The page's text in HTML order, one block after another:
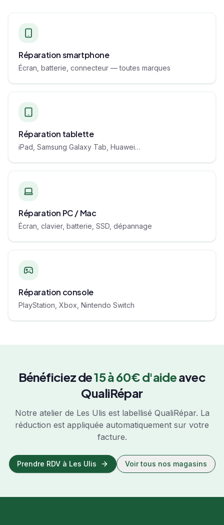
Réparation smartphone
Écran, batterie, connecteur — toutes marques
Réparation tablette
iPad, Samsung Galaxy Tab, Huawei…
Réparation PC / Mac
Écran, clavier, batterie, SSD, dépannage
Réparation console
PlayStation, Xbox, Nintendo Switch
Bénéficiez de15 à 60€ d'aideavec
QualiRépar
Notre atelier de Les Ulis est labellisé QualiRépar. La
réduction est appliquée automatiquement sur votre
facture.
Prendre RDV à Les Ulis Voir tous nos magasins